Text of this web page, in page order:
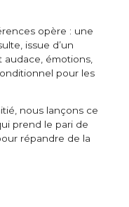
opère : une
issue d’un
émotions,
pour les
nous lançons ce
prend le pari de
répandre de la